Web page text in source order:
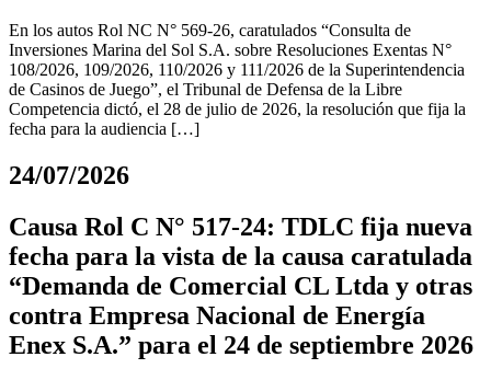
En los autos Rol NC N° 569-26, caratulados “Consulta de
Inversiones Marina del Sol S.A. sobre Resoluciones Exentas N°
108/2026, 109/2026, 110/2026 y 111/2026 de la Superintendencia
de Casinos de Juego”, el Tribunal de Defensa de la Libre
Competencia dictó, el 28 de julio de 2026, la resolución que fija la
fecha para la audiencia […]
24/07/2026
Causa Rol C N° 517-24: TDLC fija nueva
fecha para la vista de la causa caratulada
“Demanda de Comercial CL Ltda y otras
contra Empresa Nacional de Energía
Enex S.A.” para el 24 de septiembre 2026